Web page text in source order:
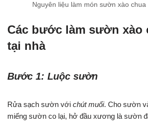
Nguyên liệu làm món sườn xào chua
Các bước làm sườn xào
tại nhà
Bước 1: Luộc sườn
Rửa sạch sườn với chút muối. Cho sườn
miếng sườn co lại, hở đầu xương là sườn